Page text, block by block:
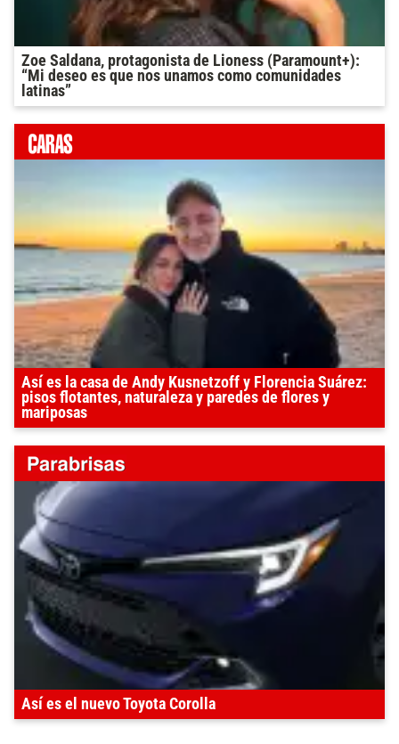
Zoe Saldana, protagonista de Lioness (Paramount+):
“Mi deseo es que nos unamos como comunidades
latinas”
Así es la casa de Andy Kusnetzoff y Florencia Suárez:
pisos flotantes, naturaleza y paredes de flores y
mariposas
Así es el nuevo Toyota Corolla